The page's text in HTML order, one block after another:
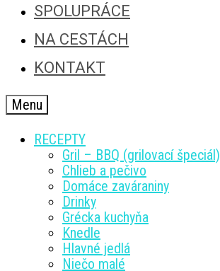
SPOLUPRÁCE
NA CESTÁCH
KONTAKT
Menu
RECEPTY
Gril – BBQ (grilovací špeciál)
Chlieb a pečivo
Domáce zaváraniny
Drinky
Grécka kuchyňa
Knedle
Hlavné jedlá
Niečo malé